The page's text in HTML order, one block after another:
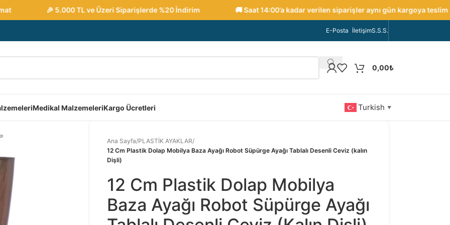
🎉 5.000 TL ve Üzeri Siparişlerde %20 İndirim 🚚 Saat 14:00’a kadar verilen siparişler aynı gün kargoya teslim
E-Posta İletişimS.S.S.
0,00₺
Medikal MalzemeleriKargo Ücretleri Turkish ▼
Ana Sayfa/PLASTİK AYAKLAR/
12 Cm Plastik Dolap Mobilya Baza Ayağı Robot Süpürge Ayağı Tablalı Desenli Ceviz (kalın
Dişli)
12 Cm Plastik Dolap Mobilya
Baza Ayağı Robot Süpürge Ayağı